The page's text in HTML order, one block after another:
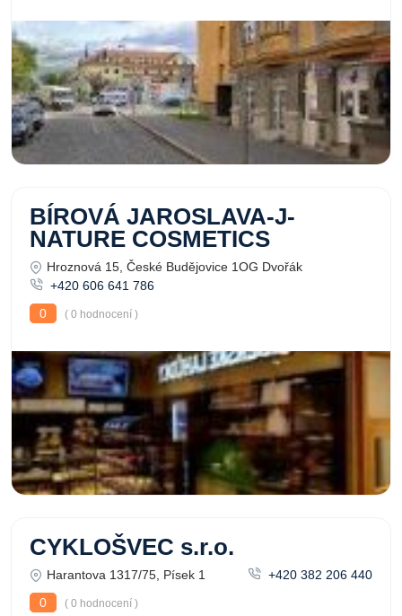
BÍROVÁ JAROSLAVA-J-
NATURE COSMETICS
Hroznová 15, České Budějovice 1OG Dvořák
+420 606 641 786
0
( 0 hodnocení )
CYKLOŠVEC s.r.o.
Harantova 1317/75, Písek 1
+420 382 206 440
0
( 0 hodnocení )